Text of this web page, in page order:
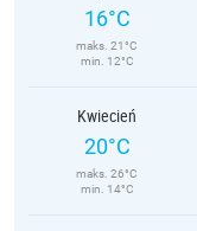
16°C
maks. 21°C
min. 12°C
Kwiecień
20°C
maks. 26°C
min. 14°C